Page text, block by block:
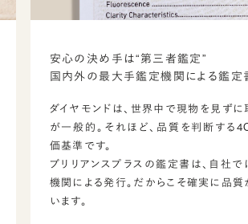
安心の決め手は“第三者鑑定”
国内外の最大手鑑定機関による鑑定
ダイヤモンドは、世界中で現物を見ずに
が一般的。それほど、品質を判断する
価基準です。
ブリリアンスプラスの鑑定書は、自社で
機関による発行。だからこそ確実に品質
います。